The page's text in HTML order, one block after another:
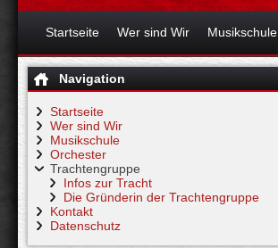
Startseite Wer sind Wir Musikschule
Navigation
Startseite
Wer sind Wir
Musikschule
Orchester
Trachtengruppe
Infos zur Tracht
Die Gründerin der Trachtengruppe
Kontakt
Datenschutz